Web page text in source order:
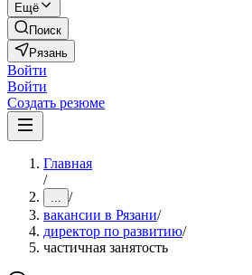
Ещё
Поиск
Рязань
Войти
Войти
Создать резюме
Главная
/
... /
вакансии в Рязани/
директор по развитию/
частичная занятость